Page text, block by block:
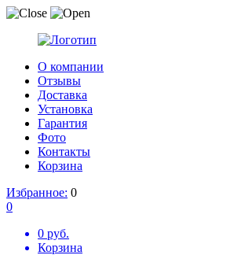
О компании
Отзывы
Доставка
Установка
Гарантия
Фото
Контакты
Корзина
Избранное: 0
0
0 руб.
Корзина